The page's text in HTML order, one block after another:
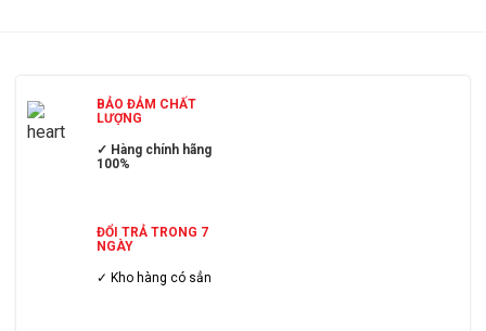
BẢO ĐẢM CHẤT
LƯỢNG
✓ Hàng chính hãng
100%
ĐỔI TRẢ TRONG 7
NGÀY
✓ Kho hàng có sẳn